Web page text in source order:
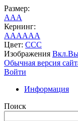
Размер:
AAA
Кернинг:
AAAAAA
Цвет: CCC
Изображения Вкл.
Обычная версия
Войти
Информация
Поиск